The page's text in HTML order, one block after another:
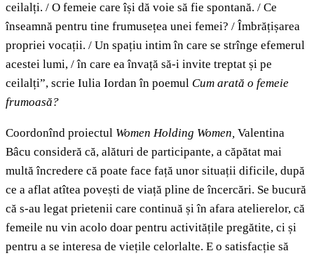
ceilalți. / O femeie care își dă voie să fie spontană. / Ce
înseamnă pentru tine frumusețea unei femei? / Îmbrățișarea
propriei vocații. / Un spațiu intim în care se strînge efemerul
acestei lumi, /în care ea învață să-i invite treptat și pe
ceilalți”, scrie Iulia Iordan în poemul Cum arată o femeie
frumoasă?
Coordonînd proiectul Women Holding Women, Valentina
Bâcu consideră că, alături de participante, a căpătat mai
multă încredere că poate face față unor situații dificile, după
ce a aflat atîtea povești de viață pline de încercări. Se bucură
că s-au legat prietenii care continuă și în afara atelierelor, că
femeile nu vin acolo doar pentru activitățile pregătite, ci și
pentru a se interesa de viețile celorlalte. E o satisfacție să